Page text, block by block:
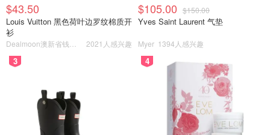
$43.50
Louis Vuitton 黑色荷叶边罗纹棉质开
衫
2021人感兴趣
$105.00 $150.00
Yves Saint Laurent 气垫
Myer 1394人感兴趣
3 4